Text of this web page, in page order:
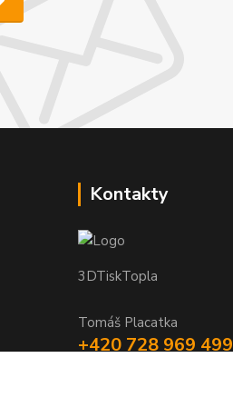
Kontakty
3DTiskTopla
Tomáš Placatka
+420 728 969 499